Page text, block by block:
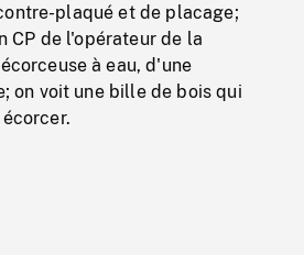
plaqué et de placage;
CP de l'opérateur de la
à eau, d'une
on voit une bille de bois qui